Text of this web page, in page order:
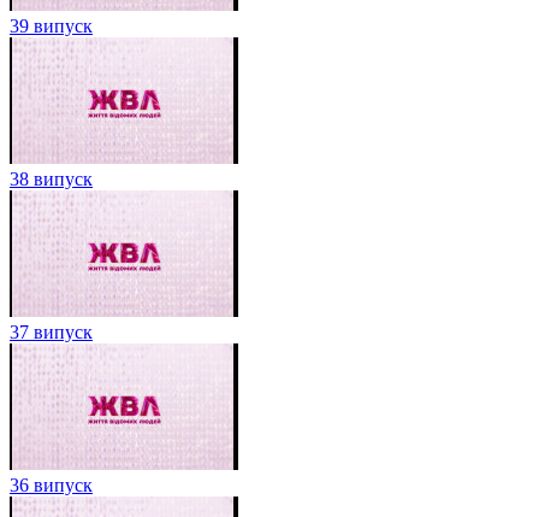
39 випуск
38 випуск
37 випуск
36 випуск